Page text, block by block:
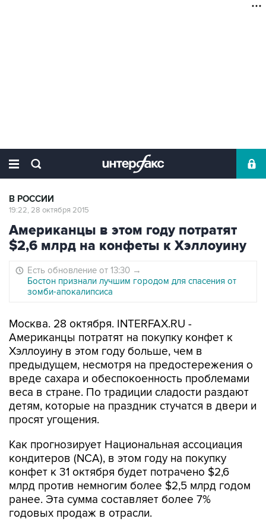
В РОССИИ
19:22, 28 октября 2015
Американцы в этом году потратят
$2,6 млрд на конфеты к Хэллоуину
Есть обновление от 13:30 →
Бостон признали лучшим городом для спасения от
зомби-апокалипсиса
Москва. 28 октября. INTERFAX.RU -
Американцы потратят на покупку конфет к
Хэллоуину в этом году больше, чем в
предыдущем, несмотря на предостережения о
вреде сахара и обеспокоенность проблемами
веса в стране. По традиции сладости раздают
детям, которые на праздник стучатся в двери и
просят угощения.
Как прогнозирует Национальная ассоциация
кондитеров (NCA), в этом году на покупку
конфет к 31 октября будет потрачено $2,6
млрд против немногим более $2,5 млрд годом
ранее. Эта сумма составляет более 7%
годовых продаж в отрасли.